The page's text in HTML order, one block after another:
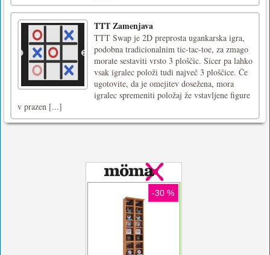
TTT Zamenjava
TTT Swap je 2D preprosta ugankarska igra,
podobna tradicionalnim tic-tac-toe, za zmago
morate sestaviti vrsto 3 ploščic. Sicer pa lahko
vsak igralec položi tudi največ 3 ploščice. Če
ugotovite, da je omejitev dosežena, mora
igralec spremeniti položaj že vstavljene figure
v prazen [...]